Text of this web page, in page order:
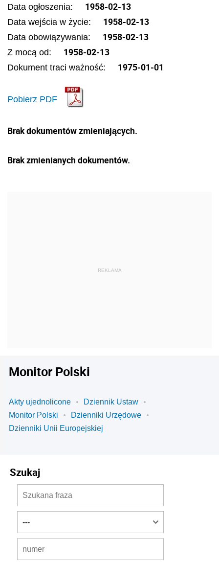
Data ogłoszenia: 1958-02-13
Data wejścia w życie: 1958-02-13
Data obowiązywania: 1958-02-13
Z mocą od: 1958-02-13
Dokument traci ważność: 1975-01-01
Pobierz PDF
Brak dokumentów zmieniających.
Brak zmienianych dokumentów.
Monitor Polski
Akty ujednolicone
Dziennik Ustaw
Monitor Polski
Dzienniki Urzędowe
Dzienniki Unii Europejskiej
Szukaj